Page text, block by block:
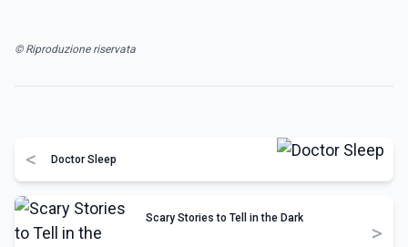
© Riproduzione riservata
< Doctor Sleep
Scary Stories to Tell in the Dark
>